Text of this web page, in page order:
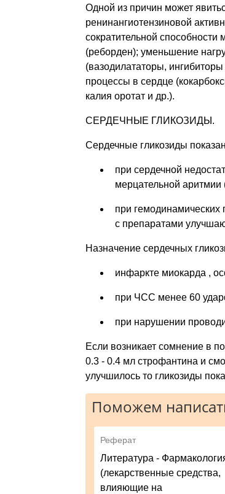
Одной из причин может
ренинангиотензиновой
сократительной
(реборден); уменьшение
(вазодилататоры,
процессы в сердце
калия оротат и др.).
СЕРДЕЧНЫЕ ГЛИКОЗИДЫ.
Сердечные гликозиды
при сердечной
мерцательной аритмии
при гемодинамических
с препаратами
Назначение сердечных
инфаркте миокарда ,
при ЧСС менее 60
при нарушении
Если возникает сомнение в
0.3 - 0.4 мл строфантина и
улучшилось то гликозиды
Поможем
Реферат
Литература -
(лекарственные средства,
влияющие на